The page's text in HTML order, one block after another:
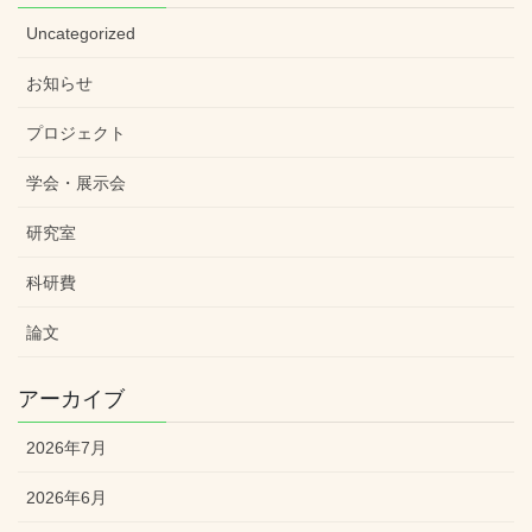
Uncategorized
お知らせ
プロジェクト
学会・展示会
研究室
科研費
論文
アーカイブ
2026年7月
2026年6月